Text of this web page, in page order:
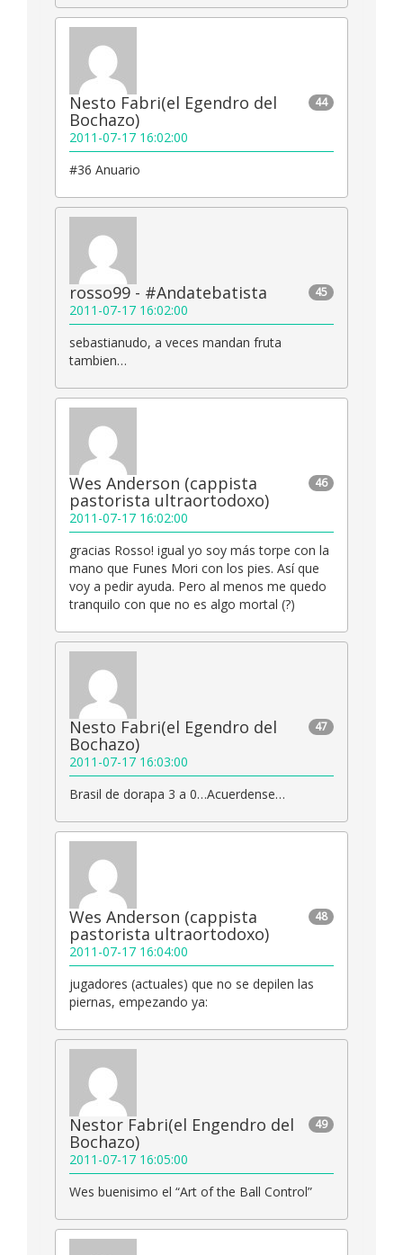
44
Nesto Fabri(el Egendro del
Bochazo)
2011-07-17 16:02:00
#36 Anuario
45
rosso99 - #Andatebatista
2011-07-17 16:02:00
sebastianudo, a veces mandan fruta
tambien…
46
Wes Anderson (cappista
pastorista ultraortodoxo)
2011-07-17 16:02:00
gracias Rosso! igual yo soy más torpe con la
mano que Funes Mori con los pies. Así que
voy a pedir ayuda. Pero al menos me quedo
tranquilo con que no es algo mortal (?)
47
Nesto Fabri(el Egendro del
Bochazo)
2011-07-17 16:03:00
Brasil de dorapa 3 a 0…Acuerdense…
48
Wes Anderson (cappista
pastorista ultraortodoxo)
2011-07-17 16:04:00
jugadores (actuales) que no se depilen las
piernas, empezando ya:
49
Nestor Fabri(el Engendro del
Bochazo)
2011-07-17 16:05:00
Wes buenisimo el “Art of the Ball Control”